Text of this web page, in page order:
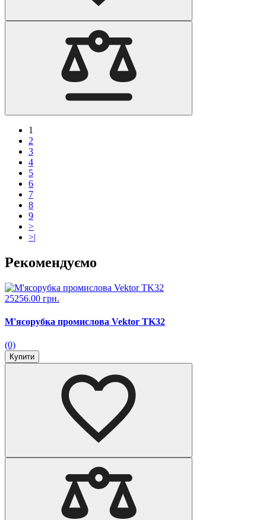
1
2
3
4
5
6
7
8
9
>
>|
Рекомендуємо
25256.00 грн.
М'ясорубка промислова Vektor TK32
(0)
Купити